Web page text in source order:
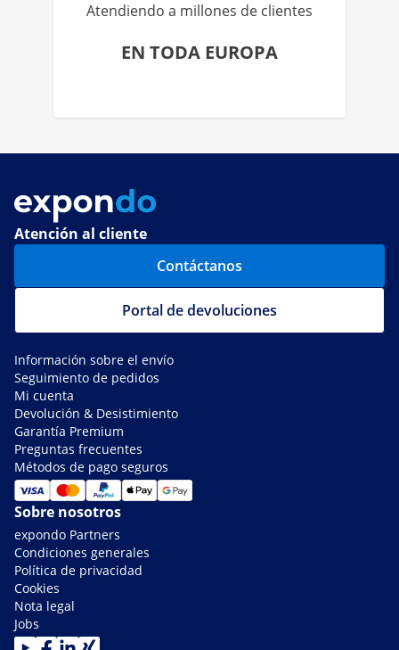
Atendiendo a millones de clientes
EN TODA EUROPA
Atención al cliente
Contáctanos
Portal de devoluciones
Información sobre el envío
Seguimiento de pedidos
Mi cuenta
Devolución & Desistimiento
Garantía Premium
Preguntas frecuentes
Métodos de pago seguros
Sobre nosotros
expondo Partners
Condiciones generales
Política de privacidad
Cookies
Nota legal
Jobs